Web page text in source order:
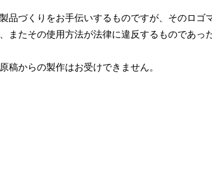
品づくりをお手伝いするものですが、そのロゴ
またその使用方法が法律に違反するものであっ
稿からの製作はお受けできません。